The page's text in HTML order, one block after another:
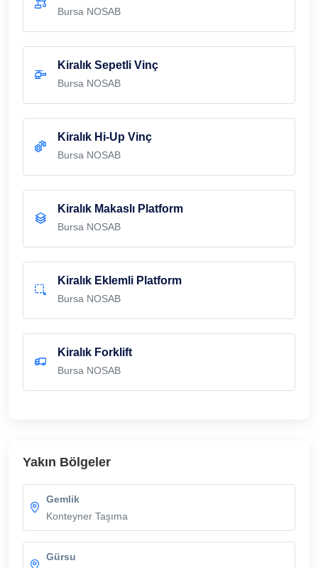
Bursa NOSAB
Kiralık Sepetli Vinç
Bursa NOSAB
Kiralık Hi-Up Vinç
Bursa NOSAB
Kiralık Makaslı Platform
Bursa NOSAB
Kiralık Eklemli Platform
Bursa NOSAB
Kiralık Forklift
Bursa NOSAB
Yakın Bölgeler
Gemlik
Konteyner Taşıma
Gürsu